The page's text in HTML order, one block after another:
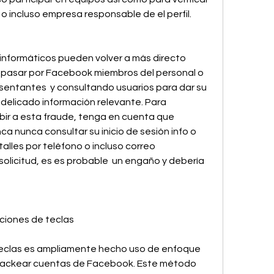
incluso empresa responsable de el perfil.
pueden volver a más directo
por Facebook miembros del personal o
y consultando usuarios para dar su
información relevante. Para
a esta fraude, tenga en cuenta que
nunca consultar su inicio de sesión info o
por teléfono o incluso correo
es es probable  un engaño y debería
de teclas
es ampliamente hecho uso de enfoque
cuentas de Facebook. Este método